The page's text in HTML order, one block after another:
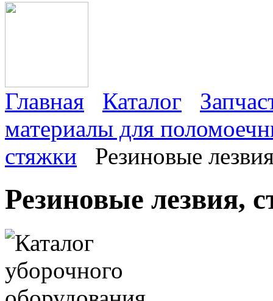
Главная Каталог
материалы для
стяжки
Резиновые
Резиновые лезвия,